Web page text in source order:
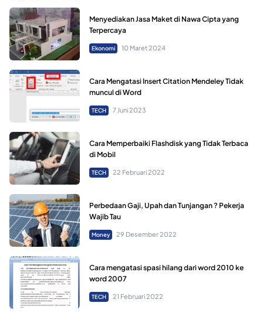
Menyediakan Jasa Maket di Nawa Cipta yang
Terpercaya
Ekonomi 10 Maret 2024
Cara Mengatasi Insert Citation Mendeley Tidak
muncul di Word
TECH 7 Juni 2023
Cara Memperbaiki Flashdisk yang Tidak Terbaca
di Mobil
TECH 22 Februari 2022
Perbedaan Gaji, Upah dan Tunjangan ? Pekerja
Wajib Tau
Money 29 Desember 2022
Cara mengatasi spasi hilang dari word 2010 ke
word 2007
TECH 21 Februari 2022